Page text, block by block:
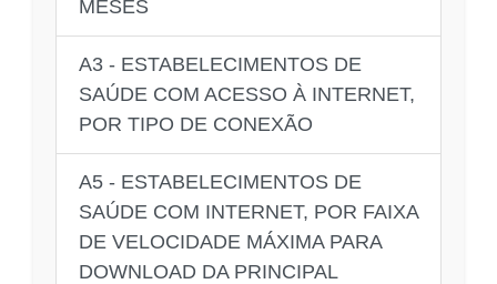
MESES
A3 - ESTABELECIMENTOS DE
SAÚDE COM ACESSO À INTERNET,
POR TIPO DE CONEXÃO
A5 - ESTABELECIMENTOS DE
SAÚDE COM INTERNET, POR FAIXA
DE VELOCIDADE MÁXIMA PARA
DOWNLOAD DA PRINCIPAL